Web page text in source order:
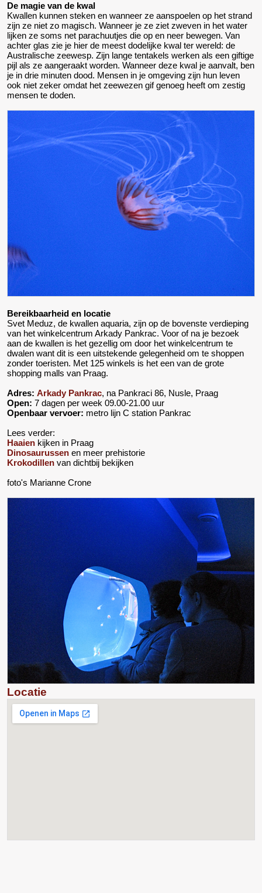
De magie van de kwal
Kwallen kunnen steken en wanneer ze aanspoelen op het strand
zijn ze niet zo magisch. Wanneer je ze ziet zweven in het water
lijken ze soms net parachuutjes die op en neer bewegen. Van
achter glas zie je hier de meest dodelijke kwal ter wereld: de
Australische zeewesp. Zijn lange tentakels werken als een giftige
pijl als ze aangeraakt worden. Wanneer deze kwal je aanvalt, ben
je in drie minuten dood. Mensen in je omgeving zijn hun leven
ook niet zeker omdat het zeewezen gif genoeg heeft om zestig
mensen te doden.
Bereikbaarheid en locatie
Svet Meduz, de kwallen aquaria, zijn op de bovenste verdieping
van het winkelcentrum Arkady Pankrac. Voor of na je bezoek
aan de kwallen is het gezellig om door het winkelcentrum te
dwalen want dit is een uitstekende gelegenheid om te shoppen
zonder toeristen. Met 125 winkels is het een van de grote
shopping malls van Praag.
Adres: Arkady Pankrac, na Pankraci 86, Nusle, Praag
Open: 7 dagen per week 09.00-21.00 uur
Openbaar vervoer: metro lijn C station Pankrac
Lees verder:
Haaien kijken in Praag
Dinosaurussen en meer prehistorie
Krokodillen van dichtbij bekijken
foto's Marianne Crone
Locatie